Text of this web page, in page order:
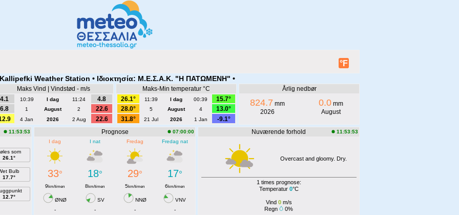
°F
Kallipefki Weather Station • Ιδιοκτησία: Μ.Ε.Σ.Α.Κ. "Η ΠΑΤΩΜΕΝΗ" •
Maks Vind | Vindstød - m/s
4.1
10:39 I dag 11:24
4.8
6.8
1 August 2
22.6
4 Jan 2026 2 Aug 22.6
Maks-Min temperatur °C
26.1°
11:39 I dag 00:39
15.7°
28.0°
5 August 4
13.0°
31.8°
21 Jul 2026 1 Jan -9.1°
Årlig nedbør
824.7 mm
2026
0.0mm
August
11:53:53
som
26.1°
Bulb
17.7°
12.7°
Prognose
07:00:00
I dag
I nat Fredag Fredag nat
33° 18° 29° 17°
9km/timen 8km/timen 5km/timen 6km/timen
ØNØ SV NNØ
VNV
-
- -
-
Nuværende forhold 11:53:53
Overcast and gloomy. Dry.
1 times prognose:
Temperatur 0°C
Vind 0m/s
Regn
0%